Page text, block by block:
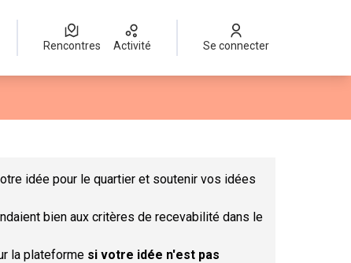
Rencontres Activité Se connecter
idée pour le quartier et soutenir vos idées
bien aux critères de recevabilité dans le
la plateforme si votre idée n'est pas